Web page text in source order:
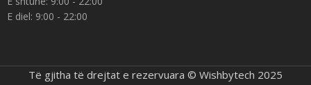
E diel: 9:00 - 22:00
Të gjitha të drejtat e rezervuara © Wishbytech 2025